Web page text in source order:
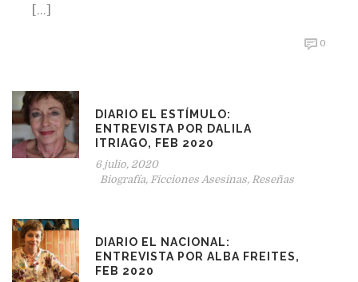
[...]
0
DIARIO EL ESTÍMULO:
ENTREVISTA POR DALILA
ITRIAGO, FEB 2020
6 julio, 2020
Biografía, Ficciones Asesinas, Reseñas
DIARIO EL NACIONAL:
ENTREVISTA POR ALBA FREITES,
FEB 2020